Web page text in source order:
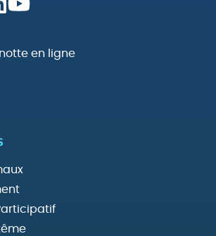
en ligne